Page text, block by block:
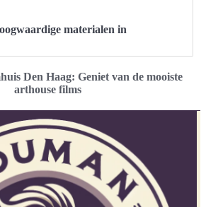
materialen in
Den Haag: Geniet van de mooiste
arthouse films